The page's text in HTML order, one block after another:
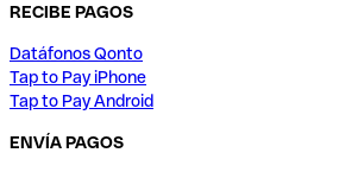
RECIBE PAGOS
Datáfonos Qonto
Tap to Pay iPhone
Tap to Pay Android
ENVÍA PAGOS